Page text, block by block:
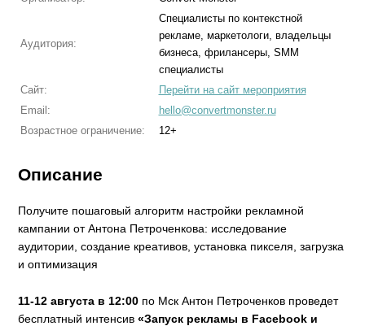
Аудитория:
Специалисты по контекстной
рекламе, маркетологи, владельцы
бизнеса, фрилансеры, SMM
специалисты
Сайт:
Перейти на сайт мероприятия
Email:
hello@convertmonster.ru
Возрастное ограничение:
12+
Описание
Получите пошаговый алгоритм настройки рекламной
кампании от Антона Петроченкова: исследование
аудитории, создание креативов, установка пикселя, загрузка
и оптимизация
11-12 августа в 12:00 по Мск Антон Петроченков проведет
бесплатный интенсив«Запуск рекламы в Facebook и